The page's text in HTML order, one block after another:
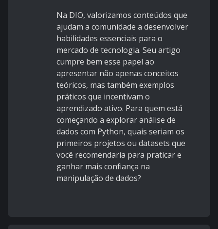
Na DIO, valorizamos conteúdos que
ajudam a comunidade a desenvolver
habilidades essenciais para o
mercado de tecnologia. Seu artigo
cumpre bem esse papel ao
apresentar não apenas conceitos
teóricos, mas também exemplos
práticos que incentivam o
aprendizado ativo. Para quem está
começando a explorar análise de
dados com Python, quais seriam os
primeiros projetos ou datasets que
você recomendaria para praticar e
ganhar mais confiança na
manipulação de dados?